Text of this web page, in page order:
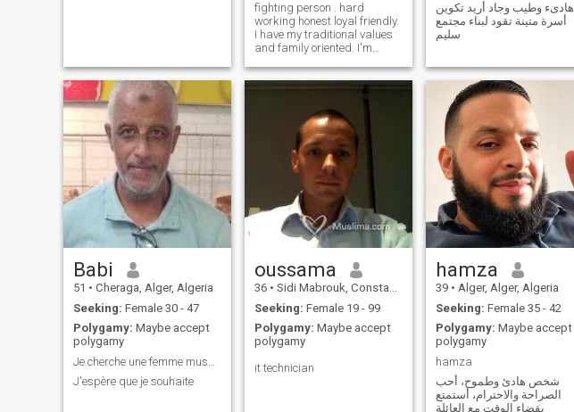
fighting person . hard
working honest loyal friendly.
I have my traditional values
and family oriented. I'm
alcohol or drugs.
هادىء وطيب وجاد أريد تكوين
أسرة متينة تقود لبناء مجتمع
سليم
Babi
51 • Cheraga, Alger, Algeria
Seeking: Female 30 - 47
Polygamy: Maybe accept
polygamy
J'espère que je souhaite
oussama
36 • Sidi Mabrouk, Constantine, Algeria
Seeking: Female 19 - 99
Polygamy: Maybe accept
polygamy
it technician
hamza
39 • Alger, Alger, Algeria
Seeking: Female 35 - 42
Polygamy: Maybe accept
polygamy
hamza
شخص هادئ وطموح، أحب
الصراحة والاحترام، أستمتع
بقضاء الوقت مع العائلة